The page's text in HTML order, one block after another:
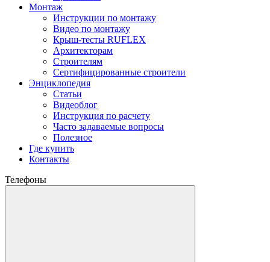
Монтаж
Инструкции по монтажу
Видео по монтажу
Крыш-тесты RUFLEX
Архитекторам
Строителям
Сертифицированные строители
Энциклопедия
Статьи
Видеоблог
Инструкция по расчету
Часто задаваемые вопросы
Полезное
Где купить
Контакты
Телефоны